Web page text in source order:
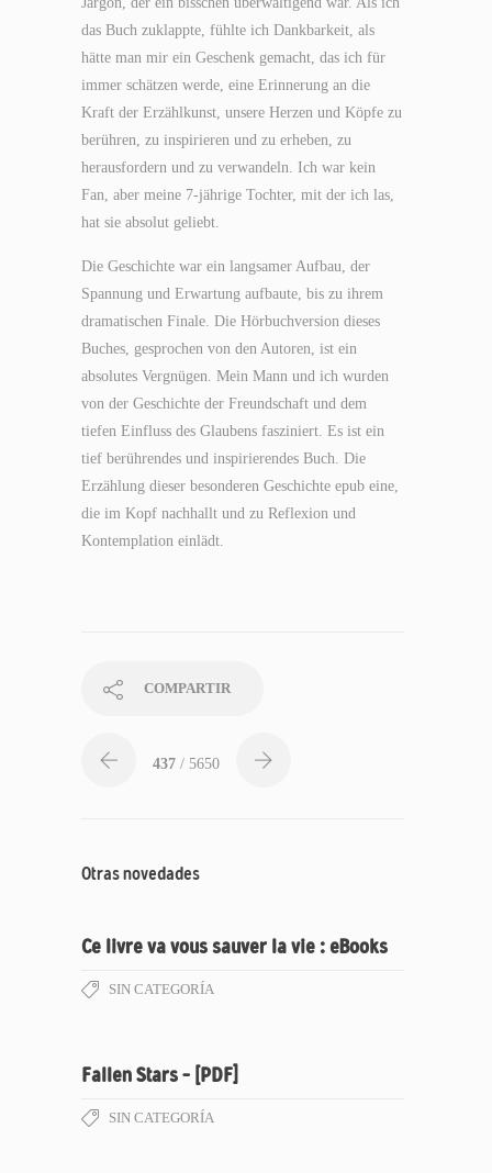
das Buch zuklappte, fühlte ich Dankbarkeit, als
hätte man mir ein Geschenk gemacht, das ich für
immer schätzen werde, eine Erinnerung an die
Kraft der Erzählkunst, unsere Herzen und Köpfe zu
berühren, zu inspirieren und zu erheben, zu
herausfordern und zu verwandeln. Ich war kein
Fan, aber meine 7-jährige Tochter, mit der ich las,
hat sie absolut geliebt.
Die Geschichte war ein langsamer Aufbau, der
Spannung und Erwartung aufbaute, bis zu ihrem
dramatischen Finale. Die Hörbuchversion dieses
Buches, gesprochen von den Autoren, ist ein
absolutes Vergnügen. Mein Mann und ich wurden
von der Geschichte der Freundschaft und dem
tiefen Einfluss des Glaubens fasziniert. Es ist ein
tief berührendes und inspirierendes Buch. Die
Erzählung dieser besonderen Geschichte epub eine,
die im Kopf nachhallt und zu Reflexion und
Kontemplation einlädt.
COMPARTIR
437 / 5650
Otras novedades
Ce livre va vous sauver la vie : eBooks
SIN CATEGORÍA
Fallen Stars – [PDF]
SIN CATEGORÍA